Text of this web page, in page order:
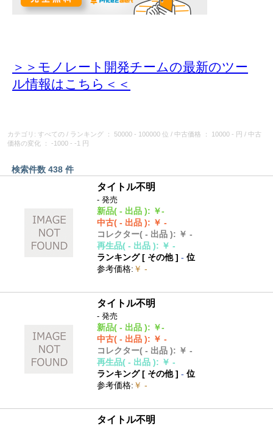
＞＞モノレート開発チームの最新のツー
ル情報はこちら＜＜
カテゴリ: すべての / ランキング ： 50000 - 100000 位 / 中古価格 ： 10000 - 円 / 中古
価格の変化
： -1000 - -1 円
検索件数 438 件
タイトル不明
- 発売
新品( - 出品 ): ￥-
中古( - 出品 ): ￥ -
コレクター( - 出品 ): ￥ -
再生品( - 出品 ): ￥ -
ランキング [ その他]- 位
参考価格: ￥ -
タイトル不明
- 発売
新品( - 出品 ): ￥-
中古( - 出品 ): ￥ -
コレクター( - 出品 ): ￥ -
再生品( - 出品 ): ￥ -
ランキング [ その他]- 位
参考価格: ￥ -
タイトル不明